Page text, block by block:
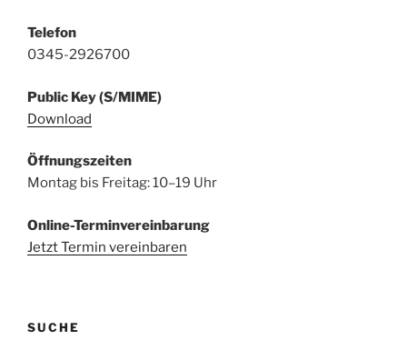
Telefon
0345-2926700
Public Key (S/MIME)
Download
Öffnungszeiten
Montag bis Freitag: 10–19 Uhr
Online-Terminvereinbarung
Jetzt Termin vereinbaren
SUCHE